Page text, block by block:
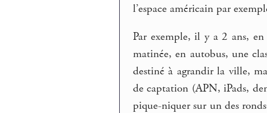
l’espace américain par
Par exemple, il y a 2 ans,
matinée, en autobus, une
destiné à agrandir la ville,
de captation (APN, iPads,
pique-niquer sur un des